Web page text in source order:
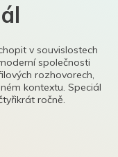
v souvislostech
společnosti
rozhovorech,
kontextu. Speciál
ročně.